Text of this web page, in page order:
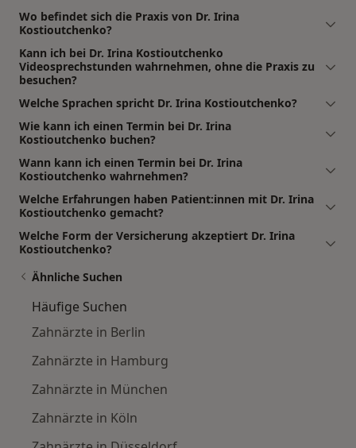
Wo befindet sich die Praxis von Dr. Irina
Kostioutchenko?
Kann ich bei Dr. Irina Kostioutchenko
Videosprechstunden wahrnehmen, ohne die Praxis zu
besuchen?
Welche Sprachen spricht Dr. Irina Kostioutchenko?
Wie kann ich einen Termin bei Dr. Irina
Kostioutchenko buchen?
Wann kann ich einen Termin bei Dr. Irina
Kostioutchenko wahrnehmen?
Welche Erfahrungen haben Patient:innen mit Dr. Irina
Kostioutchenko gemacht?
Welche Form der Versicherung akzeptiert Dr. Irina
Kostioutchenko?
Ähnliche Suchen
Häufige Suchen
Zahnärzte in Berlin
Zahnärzte in Hamburg
Zahnärzte in München
Zahnärzte in Köln